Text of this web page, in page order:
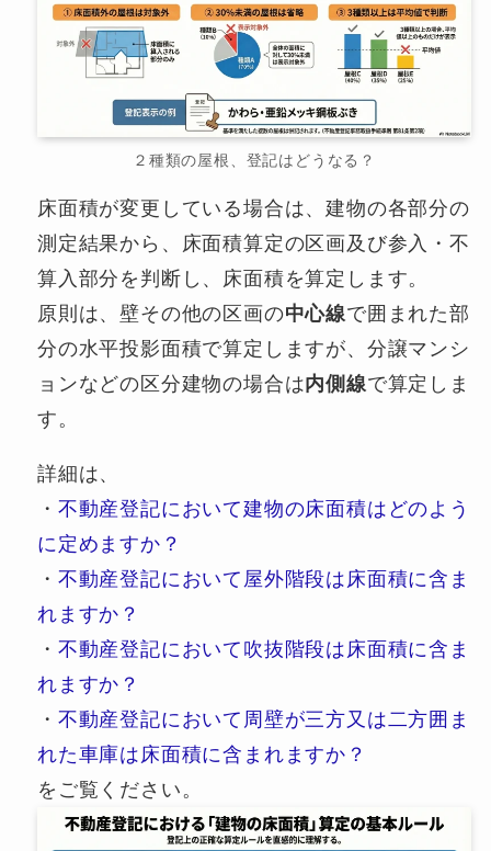
２種類の屋根、登記はどうなる？
床面積が変更している場合は、建物の各部分の
測定結果から、床面積算定の区画及び参入・不
算入部分を判断し、床面積を算定します。
原則は、壁その他の区画の中心線で囲まれた部
分の水平投影面積で算定しますが、分譲マンシ
ョンなどの区分建物の場合は内側線で算定しま
す。
詳細は、
・ 不動産登記において建物の床面積はどのよう
に定めますか？
・ 不動産登記において屋外階段は床面積に含ま
れますか？
・ 不動産登記において吹抜階段は床面積に含ま
れますか？
・ 不動産登記において周壁が三方又は二方囲ま
れた車庫は床面積に含まれますか？
をご覧ください。